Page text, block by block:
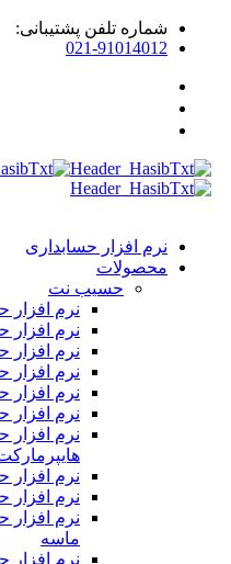
شماره تلفن پشتیبانی:
021-91014012
نرم افزار حسابداری
محصولات
حسیب نت
نرم افزار
نرم افزار
نرم افزار
نرم افزار
نرم افزار
نرم
نرم
نرم افزار
نرم افزار
نرم
ماسه
نرم